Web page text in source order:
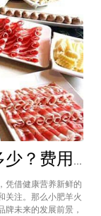
小肥羊火锅加盟的费用是多少？费用标准如下看你是否符合加盟资格
凭借健康营养新鲜的
关注。那么小肥羊火
未来的发展前景，